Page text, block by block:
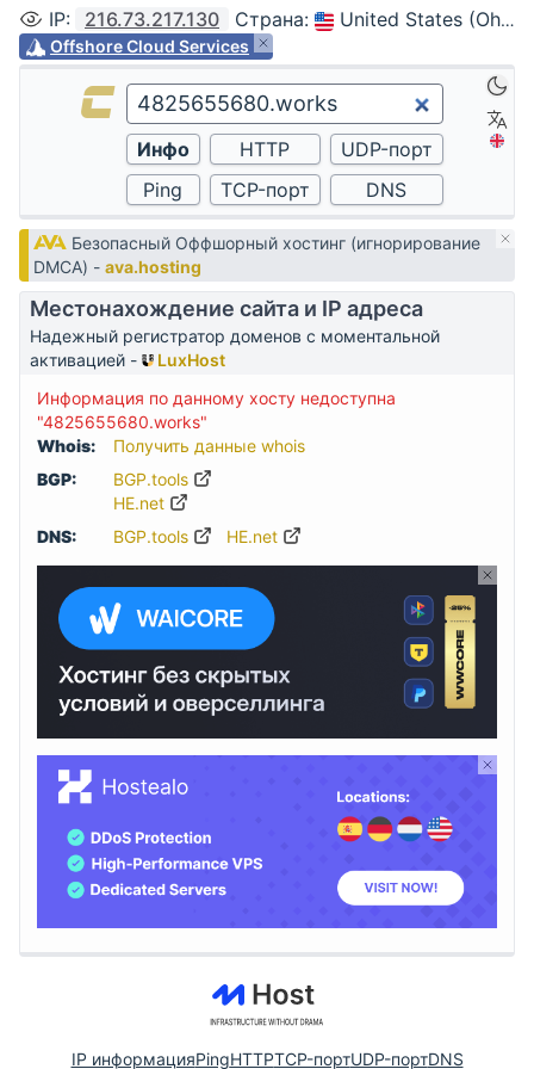
IP: 216.73.217.130 Страна: United States (Ohio, Columbus)
Offshore Cloud Services
Безопасный Оффшорный хостинг (игнорирование
DMCA) - ava.hosting
Местонахождение сайта и IP адреса
Надежный регистратор доменов с моментальной
активацией -
LuxHost
Информация по данному хосту недоступна
"4825655680.works"
Whois:
Получить данные whois
BGP:
BGP.tools
HE.net
DNS:
BGP.tools HE.net
IP информацияPingHTTPTCP-портUDP-портDNS